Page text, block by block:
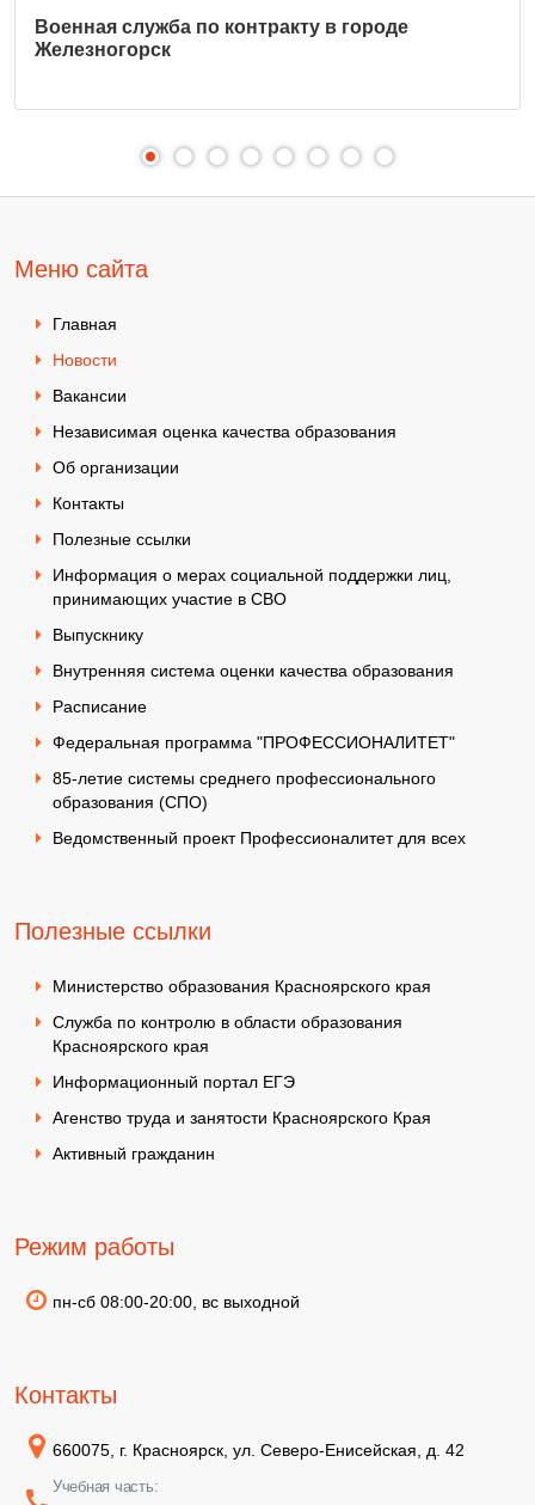
Военная служба по контракту в городе
Железногорск
Меню сайта
Главная
Новости
Вакансии
Независимая оценка качества образования
Об организации
Контакты
Полезные ссылки
Информация о мерах социальной поддержки лиц,
принимающих участие в СВО
Выпускнику
Внутренняя система оценки качества образования
Расписание
Федеральная программа "ПРОФЕССИОНАЛИТЕТ"
85-летие системы среднего профессионального
образования (СПО)
Ведомственный проект Профессионалитет для всех
Полезные ссылки
Министерство образования Красноярского края
Служба по контролю в области образования
Красноярского края
Информационный портал ЕГЭ
Агенство труда и занятости Красноярского Края
Активный гражданин
Режим работы
пн-сб 08:00-20:00, вс выходной
Контакты
660075, г. Красноярск, ул. Северо-Енисейская, д. 42
Учебная часть: